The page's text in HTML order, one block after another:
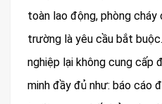
toàn lao động, phòng
trường là yêu cầu bắt
nghiệp lại không cung cấp
minh đầy đủ như: báo cáo